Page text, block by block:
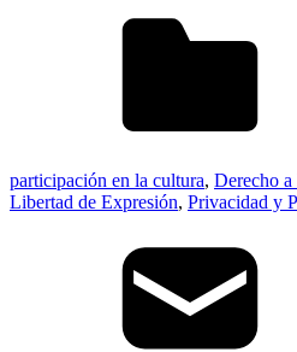
participación en la cultura, Derecho
Libertad de Expresión, Privacidad y